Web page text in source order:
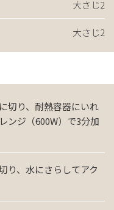
大さじ2
大さじ2
切り、耐熱容器にいれ
ンジ（600W）で3分加
り、水にさらしてアク